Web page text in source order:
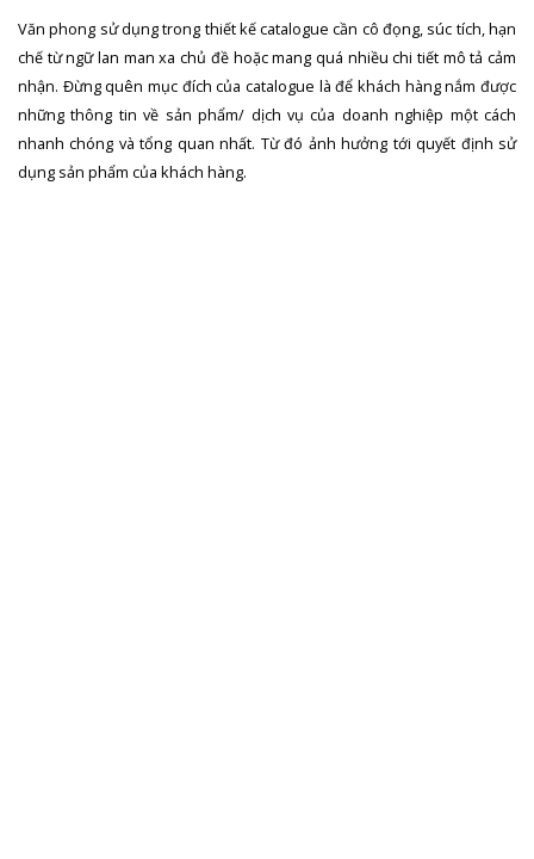
Văn phong sử dụng trong thiết kế catalogue cần cô đọng, súc tích, hạn
chế từ ngữ lan man xa chủ đề hoặc mang quá nhiều chi tiết mô tả cảm
nhận. Đừng quên mục đích của catalogue là để khách hàng nắm được
những thông tin về sản phẩm/ dịch vụ của doanh nghiệp một cách
nhanh chóng và tổng quan nhất. Từ đó ảnh hưởng tới quyết định sử
dụng sản phẩm của khách hàng.